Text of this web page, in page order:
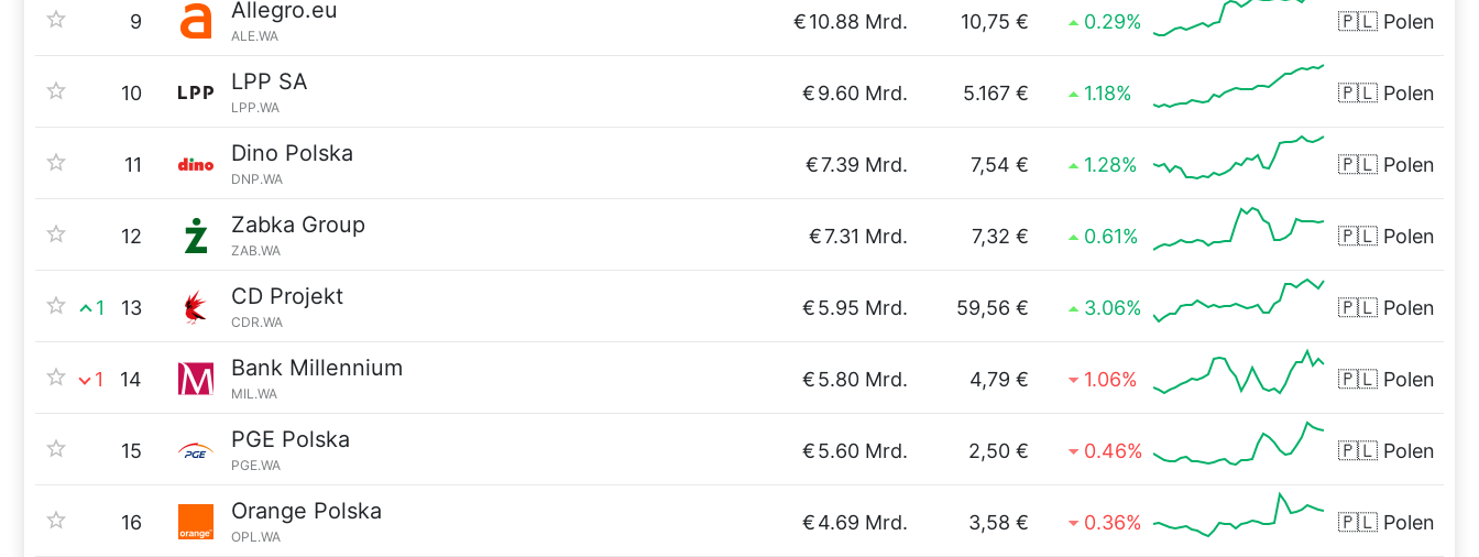
9 Allegro.eu
ALE.WA
€10.88 Mrd. 10,75 € 0.29% 🇵🇱 Polen
10 LPP SA
LPP.WA
€9.60 Mrd. 5.167 € 1.18% 🇵🇱 Polen
11 Dino Polska
DNP.WA
€7.39 Mrd. 7,54 € 1.28% 🇵🇱 Polen
12 Zabka Group
ZAB.WA
€7.31 Mrd. 7,32 € 0.61% 🇵🇱 Polen
1 13 CD Projekt
CDR.WA
€5.95 Mrd. 59,56 € 3.06% 🇵🇱 Polen
1 14 Bank Millennium
MIL.WA
€5.80 Mrd. 4,79 € 1.06% 🇵🇱 Polen
15 PGE Polska
PGE.WA
€5.60 Mrd. 2,50 € 0.46% 🇵🇱 Polen
16 Orange Polska
OPL.WA
€4.69 Mrd. 3,58 € 0.36% 🇵🇱 Polen